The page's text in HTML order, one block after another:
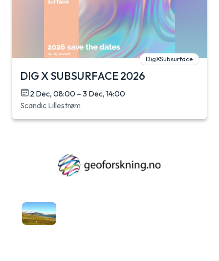
DigXSubsurface
DIG X SUBSURFACE 2026
2 Dec, 08:00 – 3 Dec, 14:00
Scandic Lillestrøm